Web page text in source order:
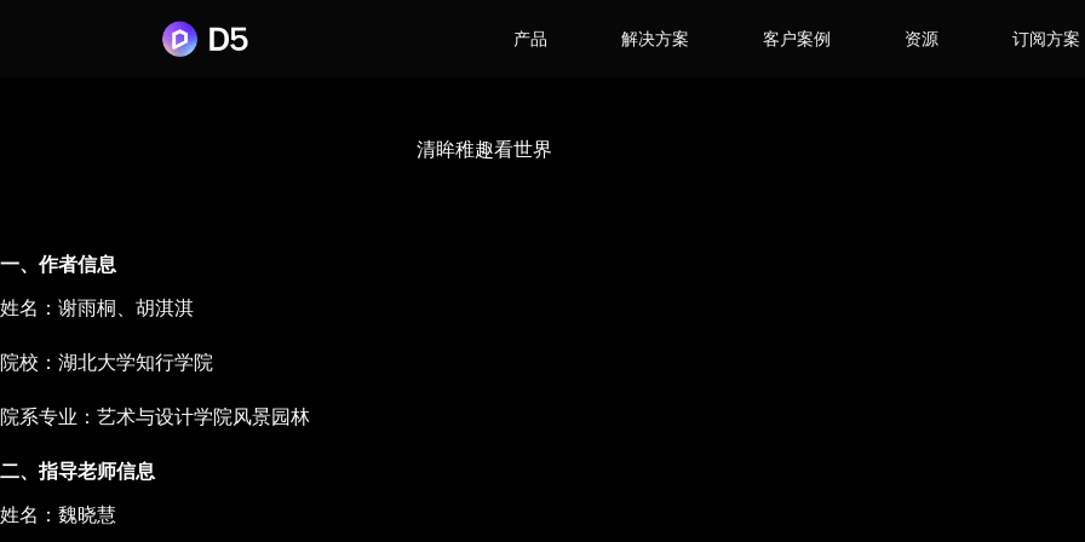
产品 解决方案 客户案例 资源 订阅方案
清眸稚趣看世界
一、作者信息
姓名：谢雨桐、胡淇淇
院校：湖北大学知行学院
院系专业：艺术与设计学院风景园林
二、指导老师信息
姓名：魏晓慧